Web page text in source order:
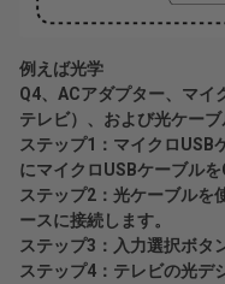
例えば光学
Q4、ACアダプター、マイ
テレビ）、および光ケーブ
ステップ1：マイクロUSB
にマイクロUSBケーブルを
ステップ2：光ケーブルを
ースに接続します。
ステップ3：入力選択ボタ
ステップ4：テレビの光デ